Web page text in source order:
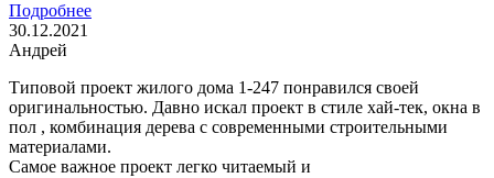
Подробнее
30.12.2021
Андрей
Типовой проект жилого дома 1-247 понравился своей
оригинальностью. Давно искал проект в стиле хай-тек, окна в
пол , комбинация дерева с современными строительными
материалами.
Самое важное проект легко читаемый и